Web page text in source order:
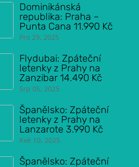
Dominikánská
republika: Praha –
Punta Cana 11.990 Kč
Pro 29, 2025
Flydubai: Zpáteční
letenky z Prahy na
Zanzibar 14.490 Kč
Srp 05, 2025
Španělsko: Zpáteční
letenky z Prahy na
Lanzarote 3.990 Kč
Kvě 10, 2025
Španělsko: Zpáteční